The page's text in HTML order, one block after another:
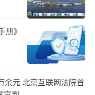
册》
余元 北京互联网法院首